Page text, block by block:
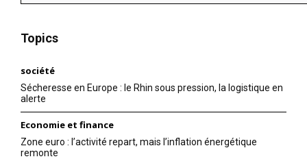
Topics
société
Sécheresse en Europe : le Rhin sous pression, la logistique en
alerte
Economie et finance
Zone euro : l’activité repart, mais l’inflation énergétique
remonte